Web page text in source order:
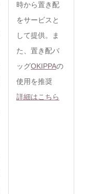
時から置き配
をサービスと
して提供。ま
た、 置き配バ
ッグOKIPPAの
使用を推奨
詳細はこちら